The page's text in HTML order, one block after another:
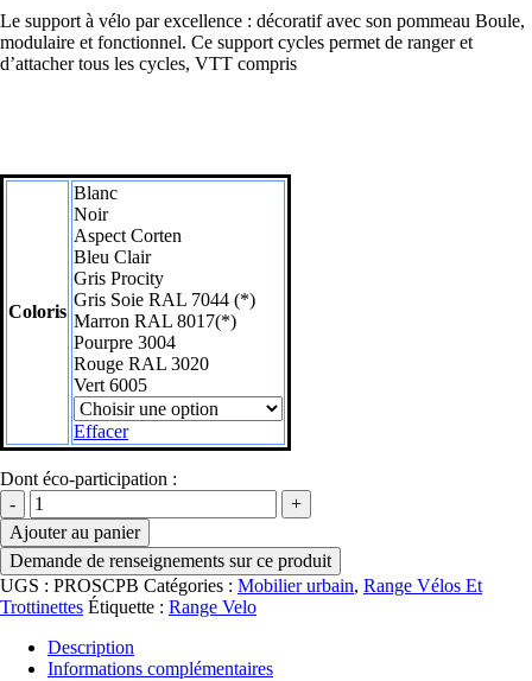
Le support à vélo par excellence : décoratif avec son pommeau Boule,
modulaire et fonctionnel. Ce support cycles permet de ranger et
d’attacher tous les cycles, VTT compris
Coloris
Blanc
Noir
Aspect Corten
Bleu Clair
Gris Procity
Gris Soie RAL 7044 (*)
Marron RAL 8017(*)
Pourpre 3004
Rouge RAL 3020
Vert 6005
Effacer
Dont éco-participation :
quantité
de
Support
cycles
Province
Boule
Ajouter au panier
UGS : PROSCPB Catégories : Mobilier urbain, Range Vélos Et
Trottinettes Étiquette : Range Velo
Description
Informations complémentaires